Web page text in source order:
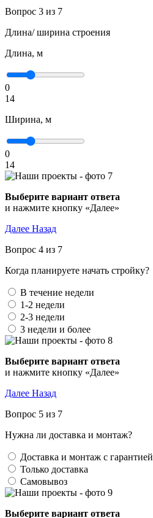
Вопрос 3 из 7
Длина/ ширина строения
Длина, м
0
14
Ширина, м
0
14
Выберите вариант ответа
и нажмите кнопку «Далее»
Далее Назад
Вопрос 4 из 7
Когда планируете начать стройку?
В течение недели
1-2 недели
2-3 недели
3 недели и более
Выберите вариант ответа
и нажмите кнопку «Далее»
Далее Назад
Вопрос 5 из 7
Нужна ли доставка и монтаж?
Доставка и монтаж с гарантией
Только доставка
Самовывоз
Выберите вариант ответа